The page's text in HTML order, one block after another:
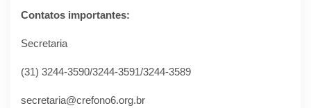
Contatos importantes:
Secretaria
(31) 3244-3590/3244-3591/3244-3589
secretaria@crefono6.org.br